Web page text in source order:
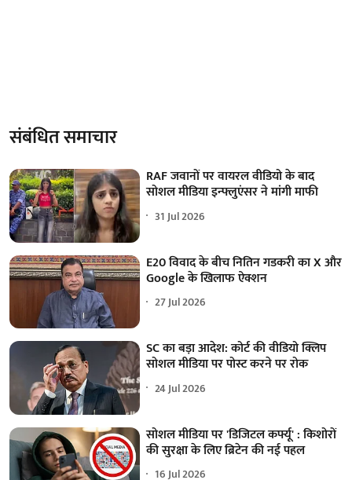
संबंधित समाचार
RAF जवानों पर वायरल वीडियो के बाद
सोशल मीडिया इन्फ्लुएंसर ने मांगी माफी
31 Jul 2026
E20 विवाद के बीच नितिन गडकरी का X और
Google के खिलाफ ऐक्शन
27 Jul 2026
SC का बड़ा आदेश: कोर्ट की वीडियो क्लिप
सोशल मीडिया पर पोस्ट करने पर रोक
24 Jul 2026
सोशल मीडिया पर 'डिजिटल कर्फ्यू' : किशोरों
की सुरक्षा के लिए ब्रिटेन की नई पहल
16 Jul 2026